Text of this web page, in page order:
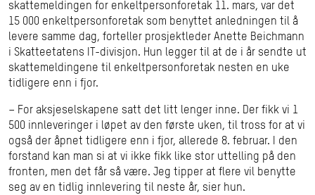
skattemeldingen for enkeltpersonforetak 11. mars, var det
15 000 enkeltpersonforetak som benyttet anledningen til å
levere samme dag, forteller prosjektleder Anette Beichmann
i Skatteetatens IT-divisjon. Hun legger til at de i år sendte ut
skattemeldingene til enkeltpersonforetak nesten en uke
tidligere enn i fjor.
– For aksjeselskapene satt det litt lenger inne. Der fikk vi 1
500 innleveringer i løpet av den første uken, til tross for at vi
også der åpnet tidligere enn i fjor, allerede 8. februar. I den
forstand kan man si at vi ikke fikk like stor uttelling på den
fronten, men det får så være. Jeg tipper at flere vil benytte
seg av en tidlig innlevering til neste år, sier hun.